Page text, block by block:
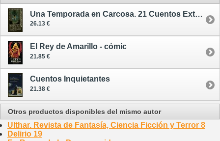
Una Temporada en Carcosa. 21 Cuentos Extraños en Torno al Rey de Amarillo
26.13 €
El Rey de Amarillo - cómic
21.85 €
Cuentos Inquietantes
21.38 €
Otros productos disponibles del mismo autor
Ulthar. Revista de Fantasía, Ciencia Ficción y Terror 8
Delirio 19